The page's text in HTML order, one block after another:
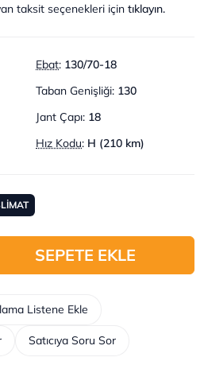
taksit seçenekleri için tıklayın.
Ebat: 130/70-18
Taban Genişliği: 130
Jant Çapı: 18
Hız Kodu: H (210 km)
SEPETE EKLE
Listene Ekle
Satıcıya Soru Sor